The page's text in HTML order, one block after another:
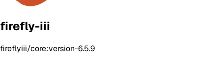
firefly-iii
fireflyiii/core:version-6.5.9